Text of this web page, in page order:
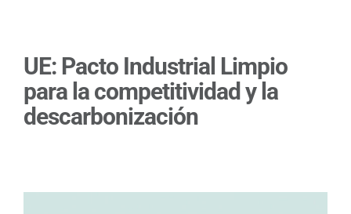
UE: Pacto Industrial Limpio
para la competitividad y la
descarbonización